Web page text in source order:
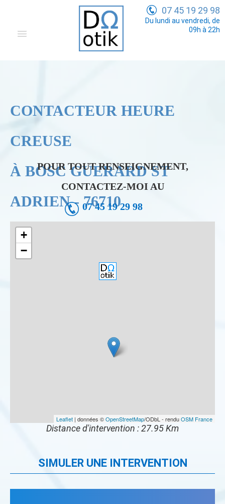
Tarifs
07 45 19 29 98
Du lundi au vendredi, de
09h à 22h
CONTACTEUR HEURE
CREUSE
À BOSC GUERARD ST
ADRIEN - 76710
POUR TOUT RENSEIGNEMENT,
CONTACTEZ-MOI AU
07 45 19 29 98
+
−
Leaflet | données ©OpenStreetMap/ODbL - renduOSM France
Distance d'intervention : 27.95 Km
SIMULER UNE INTERVENTION